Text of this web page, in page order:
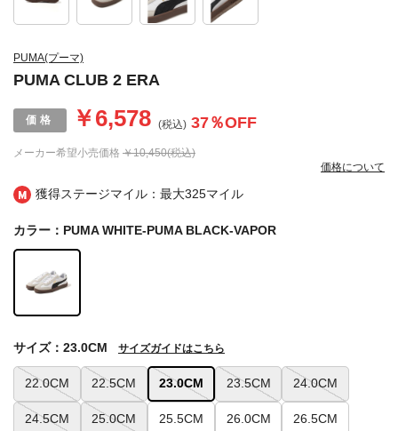
獲得ステージマイル：最大325マイル
PUMA(プーマ)
PUMA CLUB 2 ERA
メーカー希望小売価格 ￥10,450(税込)
￥6,578 (税込) 37％OFF
価格について
カラー：PUMA WHITE-PUMA BLACK-VAPOR
22.0CM 22.5CM 23.0CM 23.5CM 24.0CM
24.5CM 25.0CM 25.5CM 26.0CM 26.5CM
サイズ：23.0CM サイズガイドはこちら